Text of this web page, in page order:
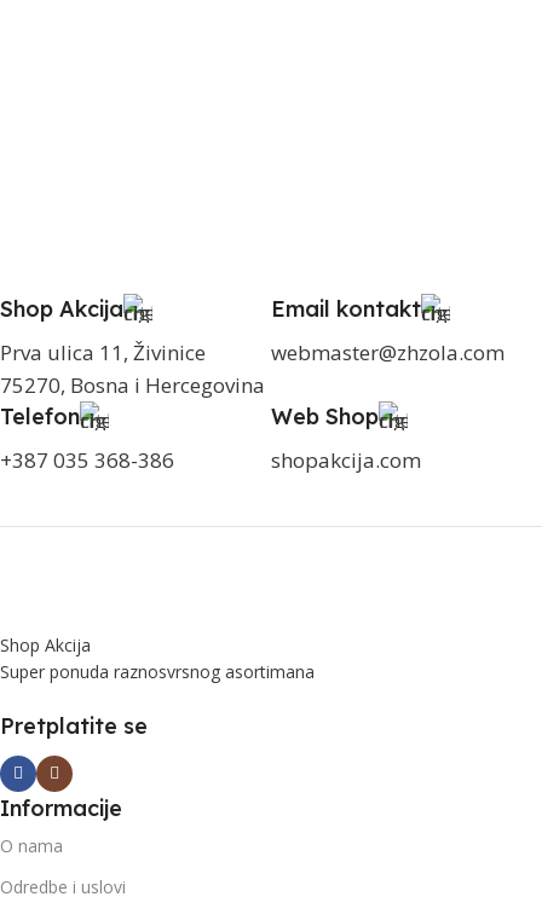
Shop Akcija
Prva ulica 11, Živinice
75270, Bosna i Hercegovina
Email kontakt
webmaster@zhzola.com
Telefon
+387 035 368-386
Web Shop
shopakcija.com
Shop Akcija
Super ponuda raznosvrsnog asortimana
Pretplatite se
Informacije
O nama
Odredbe i uslovi